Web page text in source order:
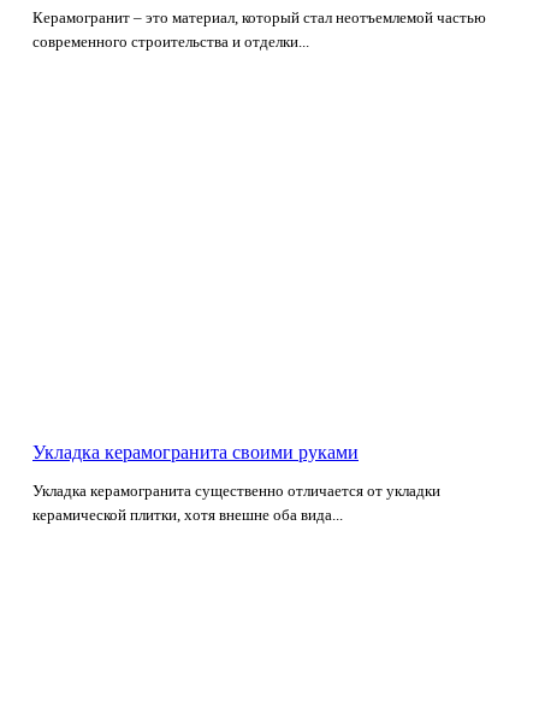
Керамогранит – это материал, который стал неотъемлемой частью
современного строительства и отделки...
Укладка керамогранита своими руками
Укладка керамогранита существенно отличается от укладки
керамической плитки, хотя внешне оба вида...